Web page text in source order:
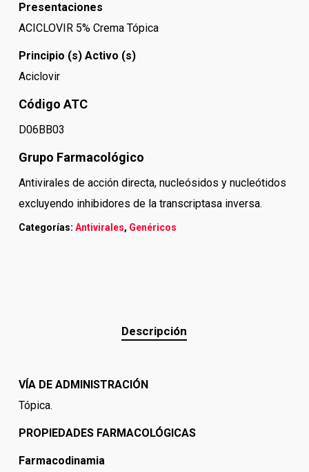
Presentaciones
ACICLOVIR 5% Crema Tópica
Principio (s) Activo (s)
Aciclovir
Código ATC
D06BB03
Grupo Farmacológico
Antivirales de acción directa, nucleósidos y nucleótidos
excluyendo inhibidores de la transcriptasa inversa.
Categorías: Antivirales, Genéricos
Descripción
VÍA DE ADMINISTRACIÓN
Tópica.
PROPIEDADES FARMACOLÓGICAS
Farmacodinamia